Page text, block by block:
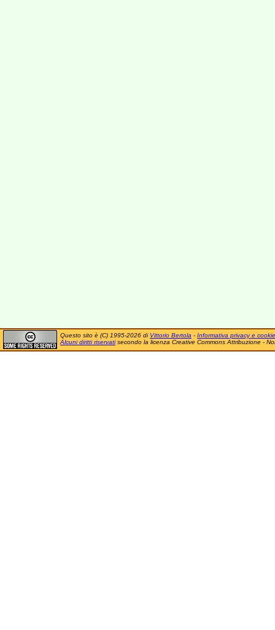
Questo sito è (C) 1995-2026 di Vittorio Bertola - Informativa privacy e cookie
Alcuni diritti riservatisecondo la licenza Creative Commons Attribuzione -